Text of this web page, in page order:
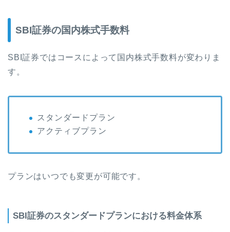
SBI証券の国内株式手数料
SBI証券ではコースによって国内株式手数料が変わりま
す。
スタンダードプラン
アクティブプラン
プランはいつでも変更が可能です。
SBI証券のスタンダードプランにおける料金体系